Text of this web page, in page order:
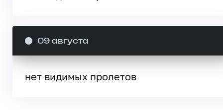
09 августа
нет видимых пролетов